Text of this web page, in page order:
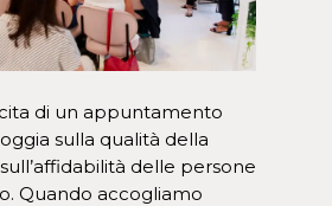
di un appuntamento
sulla qualità della
delle persone
Quando accogliamo